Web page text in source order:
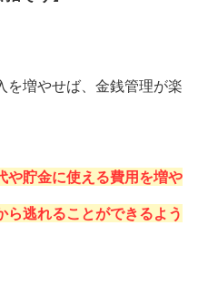
を増やせば、金銭管理が楽
や貯金に使える費用を増や
逃れることができるよう